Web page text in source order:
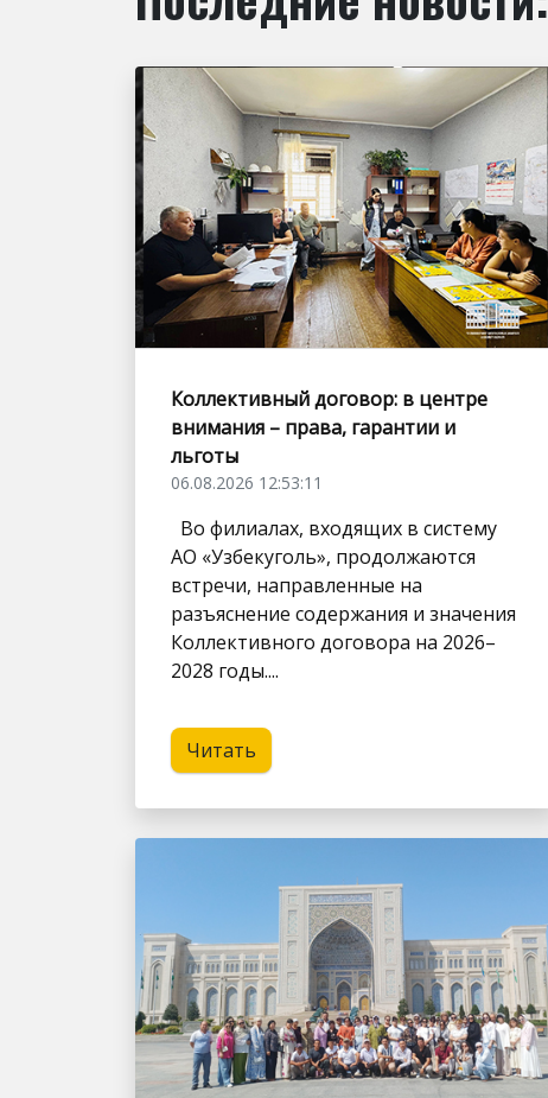
Коллективный договор: в центре
внимания – права, гарантии и
льготы
06.08.2026 12:53:11
Во филиалах, входящих в систему
АО «Узбекуголь», продолжаются
встречи, направленные на
разъяснение содержания и значения
Коллективного договора на 2026–
2028 годы....
Читать